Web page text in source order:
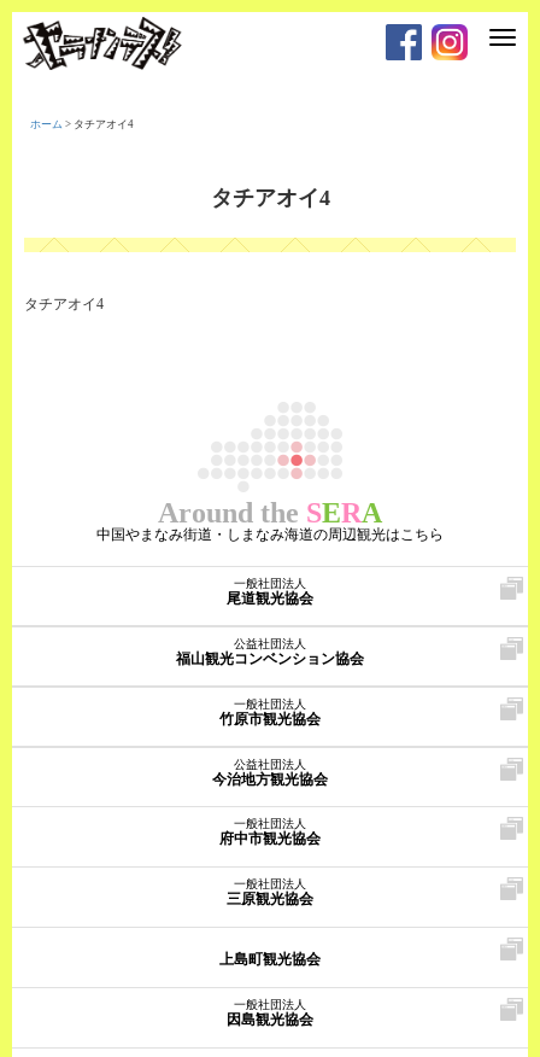
T
t
i
ホーム > タチアオイ4
タチアオイ4
タチアオイ4
Around the SERA
中国やまなみ街道・しまなみ海道の周辺観光はこちら
一般社団法人
尾道観光協会
公益社団法人
福山観光コンベンション協会
一般社団法人
竹原市観光協会
公益社団法人
今治地方観光協会
一般社団法人
府中市観光協会
一般社団法人
三原観光協会
上島町観光協会
一般社団法人
因島観光協会